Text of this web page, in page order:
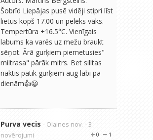
Šobrīd Liepājas pusē vidēji stipri līst
lietus kopš 17.00 un pelēks vāks.
Tempertūra +16.5°C. Vienīgais
labums ka varēs uz mežu braukt
sēņot. Ārā gurķiem piemetusies"
miltrasa" pārāk mitrs. Bet silltas
naktis patīk gurķiem aug labi pa
dienām👍😀
Purva vecis - Olaines nov. - 3
novērojumi
1
0